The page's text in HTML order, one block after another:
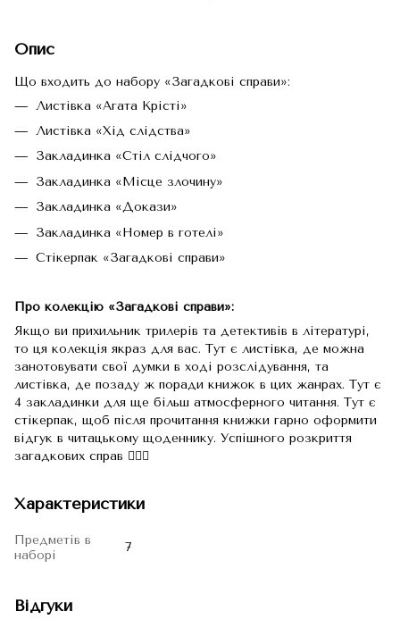
Опис
Що входить до набору «Загадкові справи»:
Листівка «Агата Крісті»
Листівка «Хід слідства»
Закладинка «Стіл слідчого»
Закладинка «Місце злочину»
Закладинка «Докази»
Закладинка «Номер в готелі»
Стікерпак «Загадкові справи»
Про колекцію «Загадкові справи»:
Якщо ви прихильник трилерів та детективів в літературі,
то ця колекція якраз для вас. Тут є листівка, де можна
занотовувати свої думки в ході розслідування, та
листівка, де позаду ж поради книжок в цих жанрах. Тут є
4 закладинки для ще більш атмосферного читання. Тут є
стікерпак, щоб після прочитання книжки гарно оформити
відгук в читацькому щоденнику. Успішного розкриття
загадкових справ 🕵️‍♂️🫆
Характеристики
Предметів в
наборі
7
Відгуки